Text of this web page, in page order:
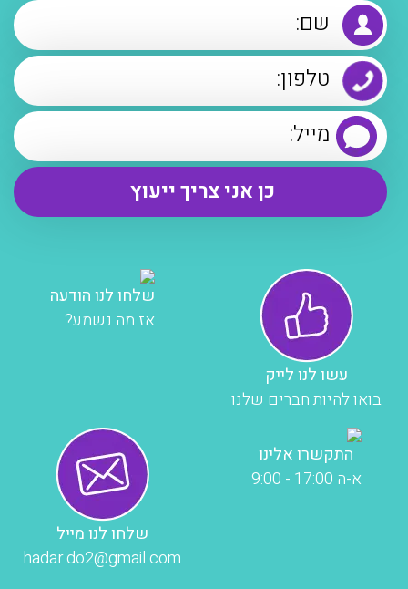
עשו לנו לייק
בואו להיות חברים שלנו
שלחו לנו הודעה
אז מה נשמע?
התקשרו אלינו
א-ה 17:00 - 9:00
שלחו לנו מייל
hadar.do2@gmail.com